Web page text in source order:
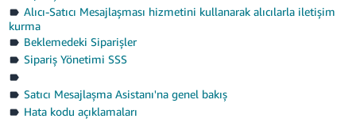
Alıcı-Satıcı Mesajlaşması hizmetini kullanarak alıcılarla iletişim
kurma
Beklemedeki Siparişler
Sipariş Yönetimi SSS
Satıcı Mesajlaşma Asistanı'na genel bakış
Hata kodu açıklamaları